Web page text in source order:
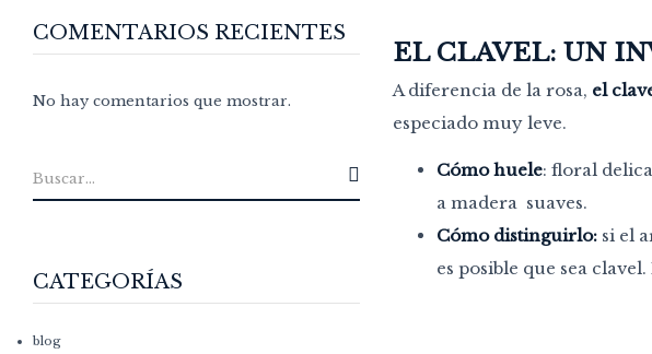
COMENTARIOS RECIENTES
No hay comentarios que mostrar.
CATEGORÍAS
blog
EL CLAVEL: UN
A diferencia de la rosa, el
especiado muy leve.
Cómo huele: floral
a madera suaves.
Cómo distinguirlo:si el
es posible que sea